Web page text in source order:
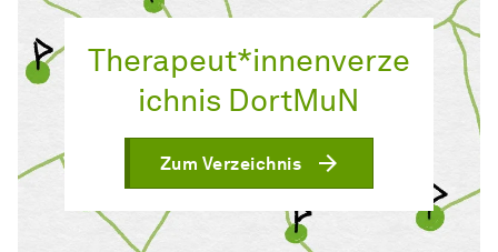
Therapeut*innenverze
ichnis DortMuN
Zum Verzeichnis